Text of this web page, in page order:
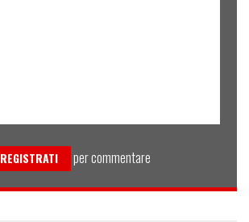
REGISTRATI per commentare